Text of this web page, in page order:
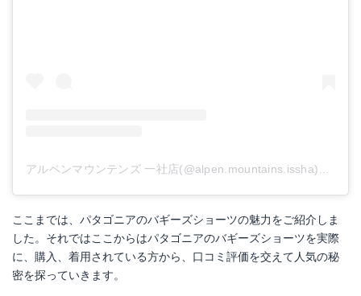
ここまでは、パタゴニアのバギーズショーツの魅力をご紹介しま
した。それではここからはパタゴニアのバギーズショーツを実際
に、購入、着用されている方から、口コミ評価を交えて人気の秘
密を探っていきます。